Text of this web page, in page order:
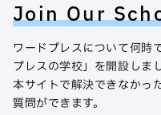
Join Our
ワードプレスについて何時
プレスの学校」を開設しま
本サイトで解決できなかっ
質問ができます。